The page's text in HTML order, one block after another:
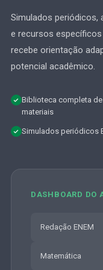
Simulados periódicos,
e recursos específicos
recebe orientação
potencial acadêmico.
Biblioteca completa de
materiais
Simulados periódicos
DASHBOARD DO
Redação ENEM
Matemática